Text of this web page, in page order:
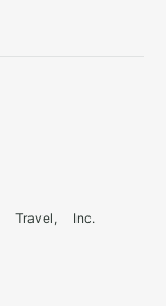
Travel, Inc.